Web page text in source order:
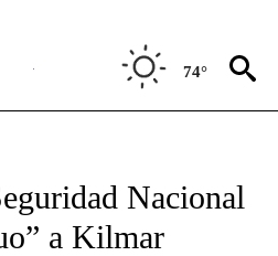
74°
Nacional
a Kilmar